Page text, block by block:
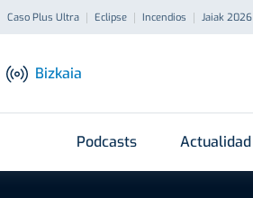
Caso Plus Ultra Eclipse Incendios Jaiak 2026
Bizkaia
Podcasts Actualidad